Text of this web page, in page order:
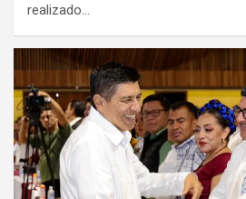
realizado…